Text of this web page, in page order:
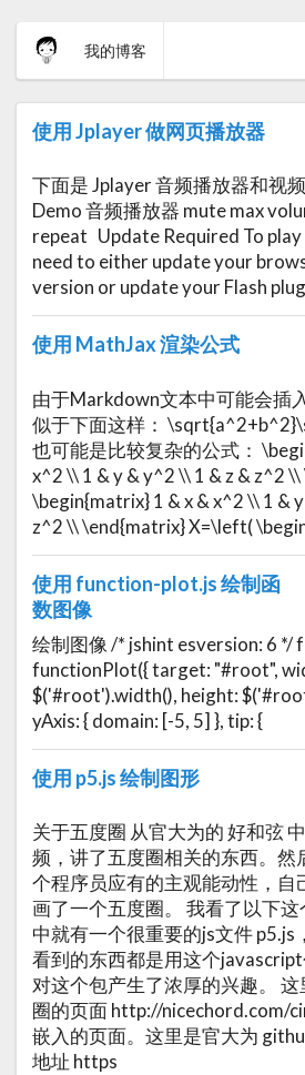
我的博客
使用 Jplayer 做网页播放器
下面是 Jplayer 音频播放器和视
Demo 音频播放器 mute max
repeat Update Required To
need to either update your
version or update your Flash
使用 MathJax 渲染公式
由于Markdown文本中可能会插
似于下面这样：
也可能是比较复杂的公式：
x^2 \\ 1 & y & y^2 \\ 1 & z & z^2
\begin{matrix} 1 & x & x^2 \\ 1 &
z^2 \\ \end{matrix} X=\left(
使用 function-plot.js 绘制函
数图像
绘制图像 /* jshint esversion: 6 */
functionPlot({ target: "#root",
$('#root').width(), height:
yAxis: { domain: [-5, 5] }, tip: {
使用 p5.js 绘制图形
关于五度圈 从官大为的 好和弦
频，讲了五度圈相关的东西。然
个程序员应有的主观能动性，自
画了一个五度圈。 我看了以下
中就有一个很重要的js文件 p5.js
看到的东西都是用这个
对这个包产生了浓厚的兴趣。
圈的页面 http://nicechord.com/
嵌入的页面。这里是官大为
地址 https